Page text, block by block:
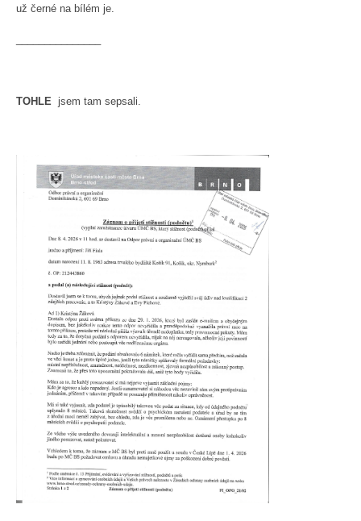
už černé na bílém je.
TOHLE jsem tam sepsali.